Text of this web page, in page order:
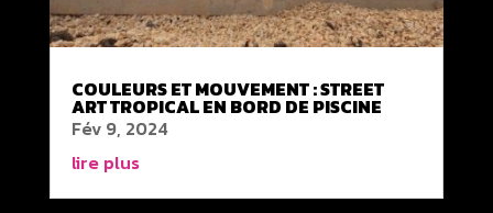
COULEURS ET MOUVEMENT : STREET
ART TROPICAL EN BORD DE PISCINE
Fév 9, 2024
lire plus